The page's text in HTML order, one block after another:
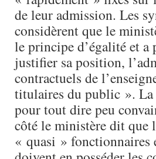
de leur admission. Les
considèrent que le
le principe d’égalité et
justifier sa position,
contractuels de
titulaires du public ». La
pour tout dire peu
côté le ministère dit que
« quasi » fonctionnaires